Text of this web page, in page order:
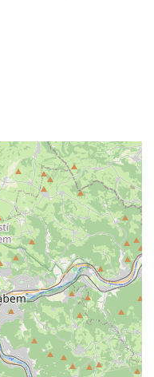
Lužici
ulici
na
v
1945 v